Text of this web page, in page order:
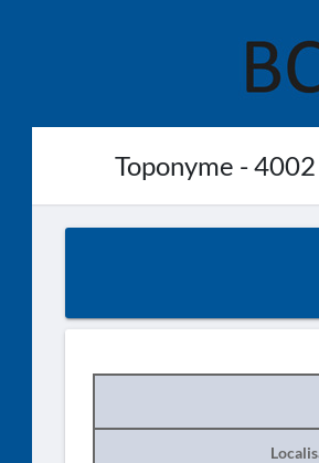
Toponyme - 4002